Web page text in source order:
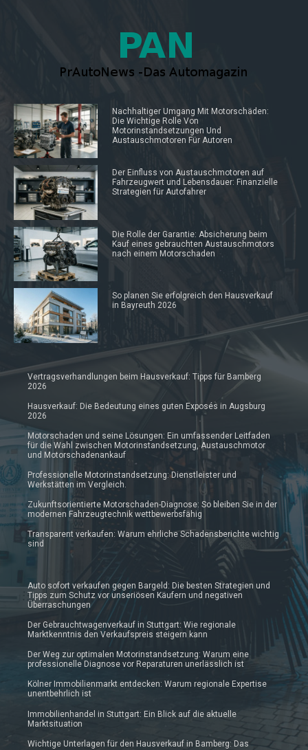
Nachhaltiger Umgang Mit Motorschäden:
Die Wichtige Rolle Von
Motorinstandsetzungen Und
Austauschmotoren Für Autoren
Der Einfluss von Austauschmotoren auf
Fahrzeugwert und Lebensdauer: Finanzielle
Strategien für Autofahrer
Die Rolle der Garantie: Absicherung beim
Kauf eines gebrauchten Austauschmotors
nach einem Motorschaden
So planen Sie erfolgreich den Hausverkauf
in Bayreuth 2026
Vertragsverhandlungen beim Hausverkauf: Tipps für Bamberg
2026
Hausverkauf: Die Bedeutung eines guten Exposés in Augsburg
2026
Motorschaden und seine Lösungen: Ein umfassender Leitfaden
für die Wahl zwischen Motorinstandsetzung, Austauschmotor
und Motorschadenankauf
Professionelle Motorinstandsetzung: Dienstleister und
Werkstätten im Vergleich.
Zukunftsorientierte Motorschaden-Diagnose: So bleiben Sie in der
modernen Fahrzeugtechnik wettbewerbsfähig
Transparent verkaufen: Warum ehrliche Schadensberichte wichtig
sind
Auto sofort verkaufen gegen Bargeld: Die besten Strategien und
Tipps zum Schutz vor unseriösen Käufern und negativen
Überraschungen
Der Gebrauchtwagenverkauf in Stuttgart: Wie regionale
Marktkenntnis den Verkaufspreis steigern kann
Der Weg zur optimalen Motorinstandsetzung: Warum eine
professionelle Diagnose vor Reparaturen unerlässlich ist
Kölner Immobilienmarkt entdecken: Warum regionale Expertise
unentbehrlich ist
Immobilienhandel in Stuttgart: Ein Blick auf die aktuelle
Marktsituation
Wichtige Unterlagen für den Hausverkauf in Bamberg: Das